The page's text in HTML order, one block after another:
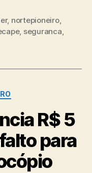
, nortepioneiro,
, seguranca,
R$ 5
para